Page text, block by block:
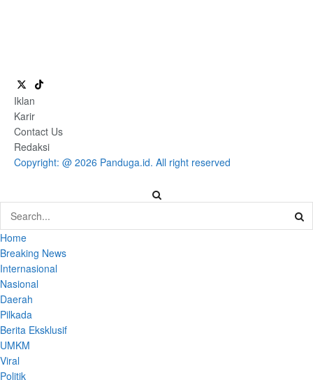
Iklan
Karir
Contact Us
Redaksi
Copyright: @ 2026 Panduga.id. All right reserved
Home
Breaking News
Internasional
Nasional
Daerah
Pilkada
Berita Eksklusif
UMKM
Viral
Politik